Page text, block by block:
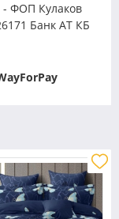
- ФОП Кулаков
Банк АТ КБ